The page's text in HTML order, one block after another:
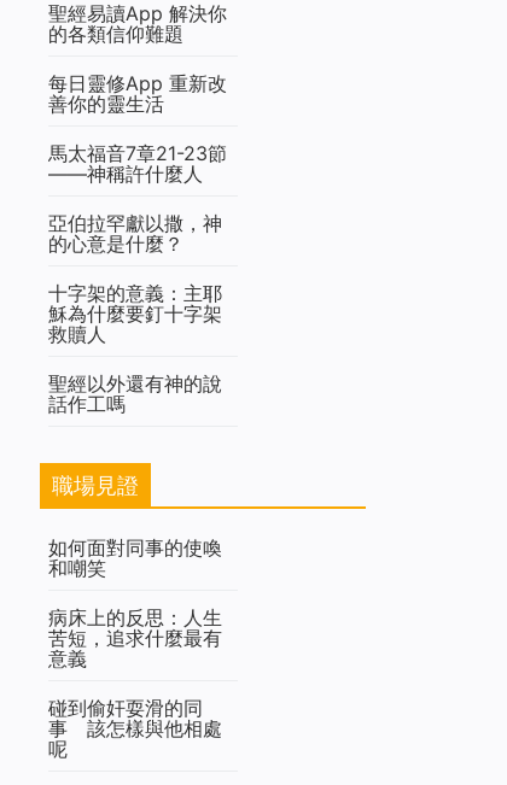
聖經易讀App 解決你
的各類信仰難題
每日靈修App 重新改
善你的靈生活
馬太福音7章21-23節
——神稱許什麼人
亞伯拉罕獻以撒，神
的心意是什麼？
十字架的意義：主耶
穌為什麼要釘十字架
救贖人
聖經以外還有神的說
話作工嗎
職場見證
如何面對同事的使喚
和嘲笑
病床上的反思：人生
苦短，追求什麼最有
意義
碰到偷奸耍滑的同
事 該怎樣與他相處
呢